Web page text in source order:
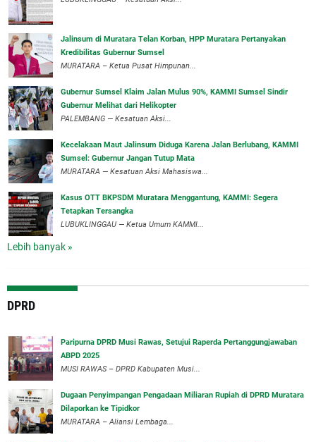
‎Jalinsum di Muratara Telan Korban, HPP Muratara Pertanyakan
Kredibilitas Gubernur Sumsel
MURATARA – Ketua Pusat Himpunan...
‎Gubernur Sumsel Klaim Jalan Mulus 90%, KAMMI Sumsel Sindir
Gubernur Melihat dari Helikopter
‎PALEMBANG — Kesatuan Aksi...
‎Kecelakaan Maut Jalinsum Diduga Karena Jalan Berlubang, KAMMI
Sumsel: Gubernur Jangan Tutup Mata
‎MURATARA — Kesatuan Aksi Mahasiswa...
‎Kasus OTT BKPSDM Muratara Menggantung, KAMMI: Segera
Tetapkan Tersangka
‎LUBUKLINGGAU — Ketua Umum KAMMI...
Lebih banyak »
DPRD
Paripurna DPRD Musi Rawas, Setujui Raperda Pertanggungjawaban
ABPD 2025
MUSI RAWAS – DPRD Kabupaten Musi...
‎Dugaan Penyimpangan Pengadaan Miliaran Rupiah di DPRD Muratara
Dilaporkan ke Tipidkor
‎MURATARA – Aliansi Lembaga...